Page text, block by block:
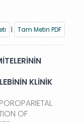
| Tam Metin PDF
KLİNİK
OF